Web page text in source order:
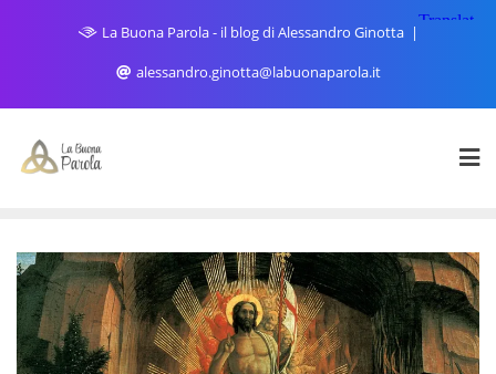
La Buona Parola - il blog di Alessandro Ginotta
alessandro.ginotta@labuonaparola.it